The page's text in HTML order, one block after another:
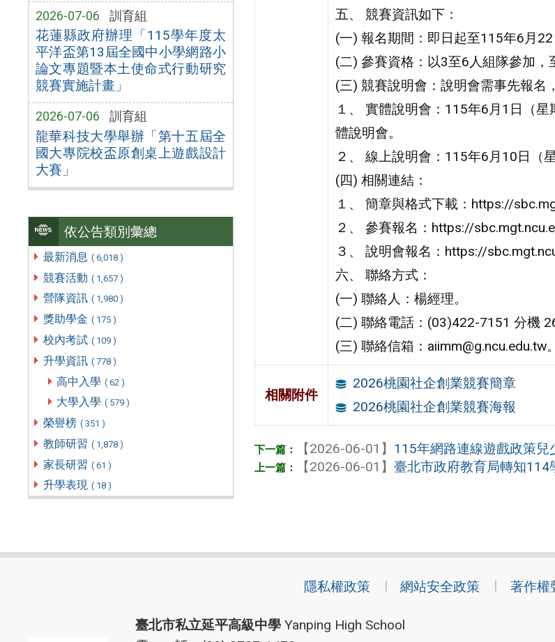
2026-07-06 訓育組
花蓮縣政府辦理「115學年度太
平洋盃第13屆全國中小學網路小
論文專題暨本土使命式行動研究
競賽實施計畫」
2026-07-06 訓育組
龍華科技大學舉辦「第十五屆全
國大專院校盃原創桌上遊戲設計
大賽」
依公告類別彙總
最新消息 ( 6,018 )
競賽活動 ( 1,657 )
營隊資訊 ( 1,980 )
獎助學金 ( 175 )
校內考試 ( 109 )
升學資訊 ( 778 )
高中入學 ( 62 )
大學入學 ( 579 )
榮譽榜 ( 351 )
教師研習 ( 1,878 )
家長研習 ( 61 )
升學表現 ( 18 )
五、 競賽資訊如下：
(一) 報名期間：即日起至115年6月22
(二) 參賽資格：以3至6人組隊參加，
(三) 競賽說明會：說明會需事先報名
１、 實體說明會：115年6月1日（
體說明會。
２、 線上說明會：115年6月10日（
(四) 相關連結：
１、 簡章與格式下載：https://
２、 參賽報名：https://
３、 說明會報名：https://
六、 聯絡方式：
(一) 聯絡人：楊經理。
(二) 聯絡電話：(03)422-7151 分機
(三) 聯絡信箱：aiimm@g.ncu.edu.tw。
相關附件
2026桃園社企創業競賽簡章
2026桃園社企創業競賽海報
【2026-06-01】 115年網路連線遊戲政策兒
【2026-06-01】臺北市政府教育局轉知
隱私權政策 網站安全政策 著作權
臺北市私立延平高級中學Yanping High School